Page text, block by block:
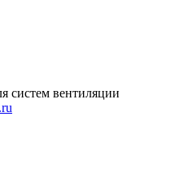
систем вентиляции